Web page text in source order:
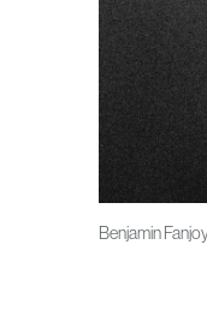
Benjamin